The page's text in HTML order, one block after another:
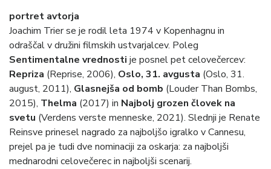
portret avtorja
Joachim Trier se je rodil leta 1974 v Kopenhagnu in
odraščal v družini filmskih ustvarjalcev. Poleg
Sentimentalne vrednosti je posnel pet celovečercev:
Repriza (Reprise, 2006), Oslo, 31. avgusta (Oslo, 31.
august, 2011), Glasnejša od bomb (Louder Than Bombs,
2015), Thelma (2017) in Najbolj grozen človek na
svetu (Verdens verste menneske, 2021). Slednji je Renate
Reinsve prinesel nagrado za najboljšo igralko v Cannesu,
prejel pa je tudi dve nominaciji za oskarja: za najboljši
mednarodni celovečerec in najboljši scenarij.